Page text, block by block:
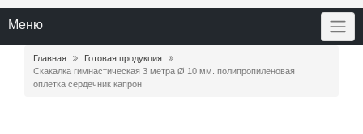
Меню
Главная
Готовая продукция
Скакалка гимнастическая 3 метра Ø 10 мм. полипропиленовая
оплетка сердечник капрон